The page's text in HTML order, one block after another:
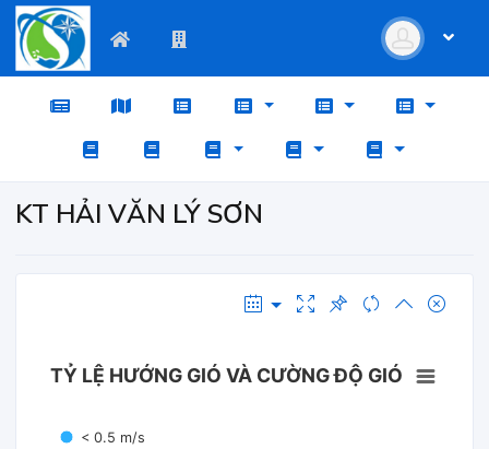
KT HẢI VĂN LÝ SƠN
TỶ LỆ HƯỚNG GIÓ VÀ CƯỜNG ĐỘ GIÓ
< 0.5 m/s